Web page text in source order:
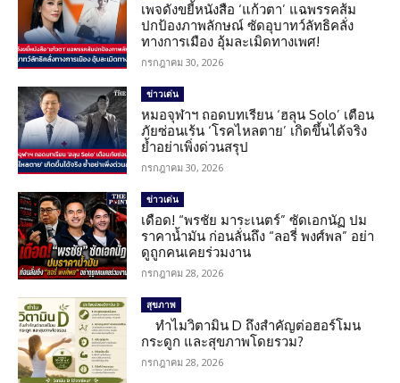
เพจดังขยี้หนังสือ ‘แก้วตา’ แฉพรรคส้ม
ปกป้องภาพลักษณ์ ซัดอุบาทว์ลัทธิคลั่ง
ทางการเมือง อุ้มละเมิดทางเพศ!
กรกฎาคม 30, 2026
ข่าวเด่น
หมอจุฬาฯ ถอดบทเรียน ‘ฮลุน Solo’ เตือน
ภัยซ่อนเร้น ‘โรคไหลตาย’ เกิดขึ้นได้จริง
ย้ำอย่าเพิ่งด่วนสรุป
กรกฎาคม 30, 2026
ข่าวเด่น
เดือด! “พรชัย มาระเนตร์” ซัดเอกนัฏ ปม
ราคาน้ำมัน ก่อนลั่นถึง “ลอรี่ พงศ์พล” อย่า
ดูถูกคนเคยร่วมงาน
กรกฎาคม 28, 2026
สุขภาพ
ทำไมวิตามิน D ถึงสำคัญต่อฮอร์โมน
กระดูก และสุขภาพโดยรวม?
กรกฎาคม 28, 2026